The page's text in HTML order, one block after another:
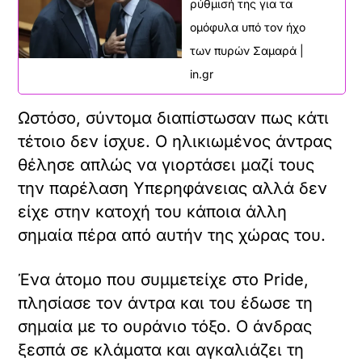
ό
τ
ο
ν
ω
μ
α
τ
ω
έ
ν
ε
ρ
ε
χ
ρύθμισή της για τα
ομόφυλα υπό τον ήχο
των πυρών Σαμαρά |
in.gr
Ωστόσο, σύντομα διαπίστωσαν πως κάτι
τέτοιο δεν ίσχυε. Ο ηλικιωμένος άντρας
θέλησε απλώς να γιορτάσει μαζί τους
την παρέλαση Υπερηφάνειας αλλά δεν
είχε στην κατοχή του κάποια άλλη
σημαία πέρα από αυτήν της χώρας του.
Ένα άτομο που συμμετείχε στο Pride,
πλησίασε τον άντρα και του έδωσε τη
σημαία με το ουράνιο τόξο. Ο άνδρας
ξεσπά σε κλάματα και αγκαλιάζει τη
ά
τ
ε
κ
λ
κ